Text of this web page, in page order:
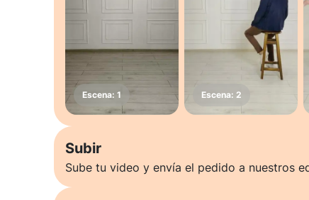
Subir
Sube tu video y envía el pedido a nuestros